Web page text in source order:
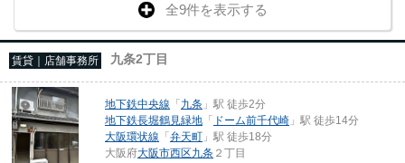
全9件を表示する
賃貸｜店舗事務所 九条2丁目
地下鉄中央線 「九条 」駅 徒歩2分
地下鉄長堀鶴見緑地 「 ドーム前千代崎 」駅 徒歩14分
大阪環状線 「弁天町 」駅 徒歩18分
大阪府大阪市西区九条 ２丁目